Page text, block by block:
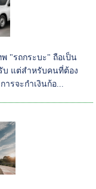
พ "รถกระบะ" ถือเป็น
บ แต่สำหรับคนที่ต้อง
รจะกำเงินก้อ...